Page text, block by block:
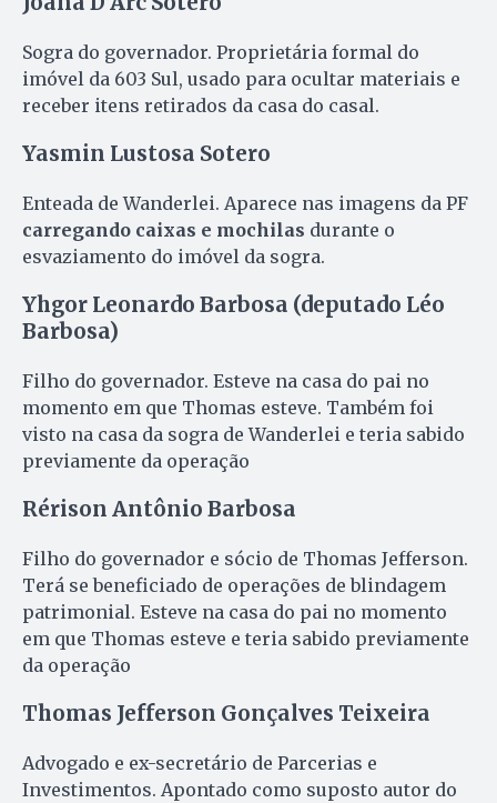
Sogra do governador. Proprietária formal do
imóvel da 603 Sul, usado para ocultar materiais e
receber itens retirados da casa do casal.
Yasmin Lustosa Sotero
Enteada de Wanderlei. Aparece nas imagens da PF
carregando caixas e mochilas durante o
esvaziamento do imóvel da sogra.
Yhgor Leonardo Barbosa (deputado Léo
Barbosa)
Filho do governador. Esteve na casa do pai no
momento em que Thomas esteve. Também foi
visto na casa da sogra de Wanderlei e teria sabido
previamente da operação
Rérison Antônio Barbosa
Filho do governador e sócio de Thomas Jefferson.
Terá se beneficiado de operações de blindagem
patrimonial. Esteve na casa do pai no momento
em que Thomas esteve e teria sabido previamente
da operação
Thomas Jefferson Gonçalves Teixeira
Advogado e ex-secretário de Parcerias e
Investimentos. Apontado como suposto autor do